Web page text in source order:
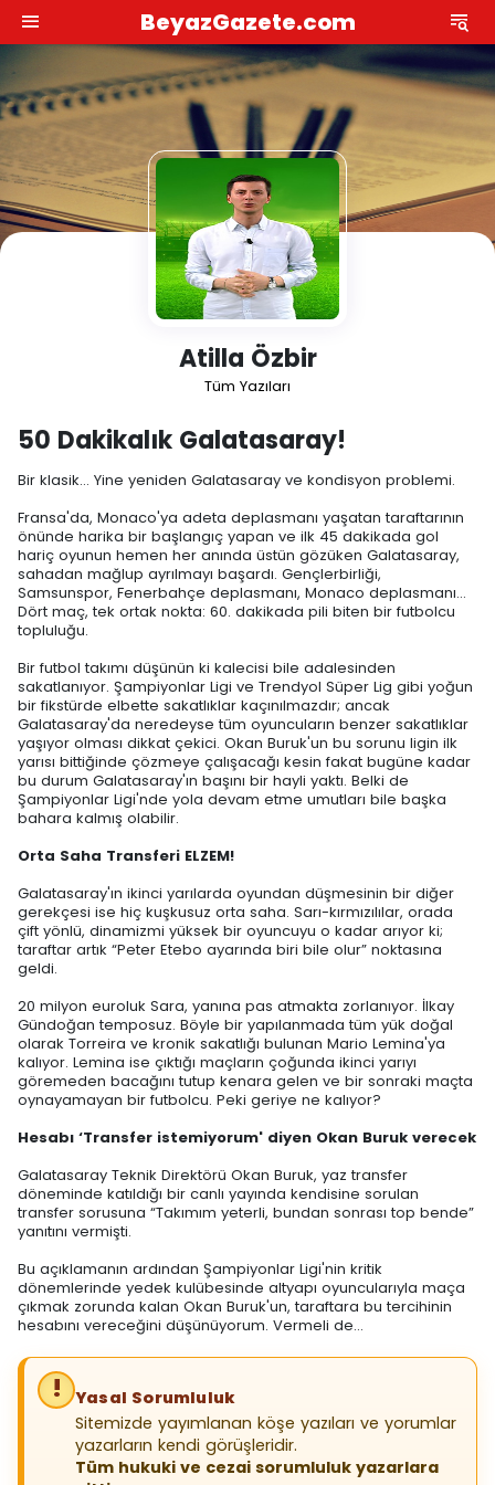
BeyazGazete.com
Atilla Özbir
Tüm Yazıları
50 Dakikalık Galatasaray!
Bir klasik… Yine yeniden Galatasaray ve kondisyon problemi.
Fransa'da, Monaco'ya adeta deplasmanı yaşatan taraftarının
önünde harika bir başlangıç yapan ve ilk 45 dakikada gol
hariç oyunun hemen her anında üstün gözüken Galatasaray,
sahadan mağlup ayrılmayı başardı. Gençlerbirliği,
Samsunspor, Fenerbahçe deplasmanı, Monaco deplasmanı…
Dört maç, tek ortak nokta: 60. dakikada pili biten bir futbolcu
topluluğu.
Bir futbol takımı düşünün ki kalecisi bile adalesinden
sakatlanıyor. Şampiyonlar Ligi ve Trendyol Süper Lig gibi yoğun
bir fikstürde elbette sakatlıklar kaçınılmazdır; ancak
Galatasaray'da neredeyse tüm oyuncuların benzer sakatlıklar
yaşıyor olması dikkat çekici. Okan Buruk'un bu sorunu ligin ilk
yarısı bittiğinde çözmeye çalışacağı kesin fakat bugüne kadar
bu durum Galatasaray'ın başını bir hayli yaktı. Belki de
Şampiyonlar Ligi'nde yola devam etme umutları bile başka
bahara kalmış olabilir.
Orta Saha Transferi ELZEM!
Galatasaray'ın ikinci yarılarda oyundan düşmesinin bir diğer
gerekçesi ise hiç kuşkusuz orta saha. Sarı-kırmızılılar, orada
çift yönlü, dinamizmi yüksek bir oyuncuyu o kadar arıyor ki;
taraftar artık “Peter Etebo ayarında biri bile olur” noktasına
geldi.
20 milyon euroluk Sara, yanına pas atmakta zorlanıyor. İlkay
Gündoğan temposuz. Böyle bir yapılanmada tüm yük doğal
olarak Torreira ve kronik sakatlığı bulunan Mario Lemina'ya
kalıyor. Lemina ise çıktığı maçların çoğunda ikinci yarıyı
göremeden bacağını tutup kenara gelen ve bir sonraki maçta
oynayamayan bir futbolcu. Peki geriye ne kalıyor?
Hesabı ‘Transfer istemiyorum' diyen Okan Buruk verecek
Galatasaray Teknik Direktörü Okan Buruk, yaz transfer
döneminde katıldığı bir canlı yayında kendisine sorulan
transfer sorusuna “Takımım yeterli, bundan sonrası top bende”
yanıtını vermişti.
Bu açıklamanın ardından Şampiyonlar Ligi'nin kritik
dönemlerinde yedek kulübesinde altyapı oyuncularıyla maça
çıkmak zorunda kalan Okan Buruk'un, taraftara bu tercihinin
hesabını vereceğini düşünüyorum. Vermeli de…
Yasal Sorumluluk
Sitemizde yayımlanan köşe yazıları ve yorumlar
yazarların kendi görüşleridir.
Tüm hukuki ve cezai sorumluluk yazarlara